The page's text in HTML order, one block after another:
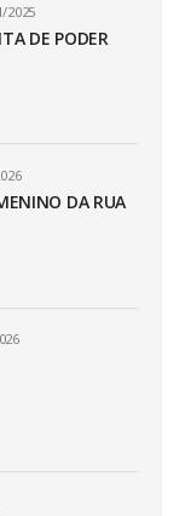
2025
DE PODER
DA RUA